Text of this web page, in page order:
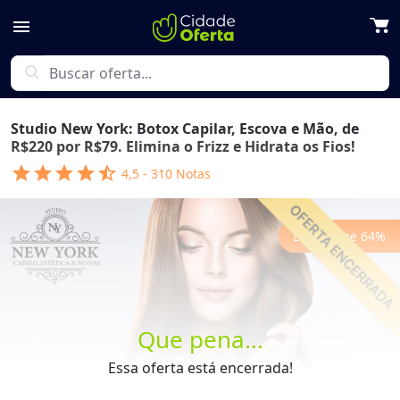
menu
search
Que pena...
Essa oferta está encerrada!
Studio New York: Botox Capilar, Escova e Mão, de
R$220 por R$79. Elimina o Frizz e Hidrata os Fios!
starstarstarstarstar_half 4,5 - 310 Notas
Economize 64%